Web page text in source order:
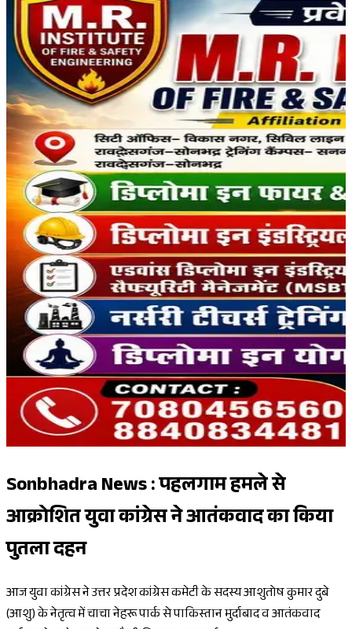
Sonbhadra News : पहलगाम हमले से
आक्रोशित युवा कांग्रेस ने आतंकवाद का किया
पुतला दहन
आज युवा कांग्रेस ने उत्तर प्रदेश कांग्रेस कमेटी के सदस्य आशुतोष कुमार दुबे
(आशु) के नेतृत्व में चाचा नेहरू पार्क से पाकिस्तान मुर्दाबाद व आतंकवाद